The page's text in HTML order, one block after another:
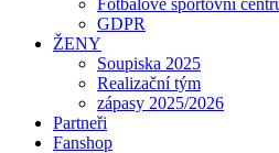
Fotbalové sportovní
GDPR
ŽENY
Soupiska 2025
Realizační tým
zápasy 2025/2026
Partneři
Fanshop